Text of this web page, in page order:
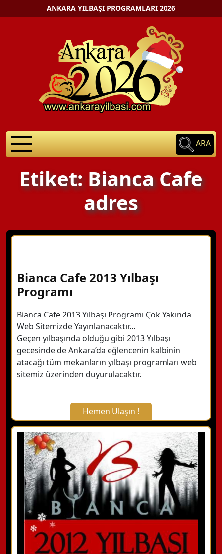
ANKARA YILBAŞI PROGRAMLARI 2026
ARA
Etiket: Bianca Cafe
adres
Bianca Cafe 2013 Yılbaşı
Programı
Bianca Cafe 2013 Yılbaşı Programı Çok Yakında
Web Sitemizde Yayınlanacaktır…
Geçen yılbaşında olduğu gibi 2013 Yılbaşı
gecesinde de Ankara’da eğlencenin kalbinin
atacağı tüm mekanların yılbaşı programları web
sitemiz üzerinden duyurulacaktır.
Hemen Ulaşın !
X Kapat
WhatsApp ile Bilgi Alın
Hemen Arayın
Detaylı Bilgi Alın